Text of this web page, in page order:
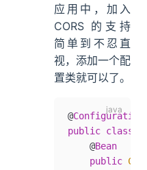
应用中，加入
CORS 的支持
简单到不忍直
视，添加一个配
置类就可以了。
@Configuration
public class
    @
Bean
    public